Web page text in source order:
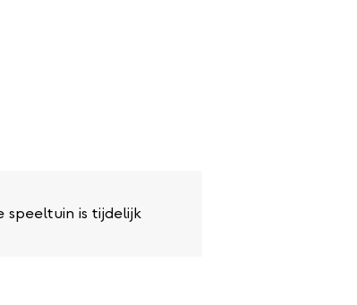
speeltuin is tijdelijk